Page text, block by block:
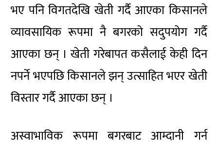
भए पनि विगतदेखि खेती गर्दै आएका किसानले
व्यावसायिक रूपमा नै बगरको सदुपयोग गर्दै
आएका छन् । खेती गरेबापत कसैलाई केही दिन
नपर्ने भएपछि किसानले झन् उत्साहित भएर खेती
विस्तार गर्दै आएका छन् ।
अस्वाभाविक रूपमा बगरबाट आम्दानी गर्न